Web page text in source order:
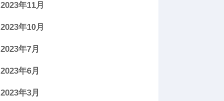
2023年11月
2023年10月
2023年7月
2023年6月
2023年3月